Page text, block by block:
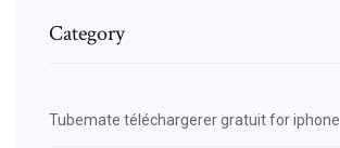
Category
Tubemate téléchargerer gratuit for iphone